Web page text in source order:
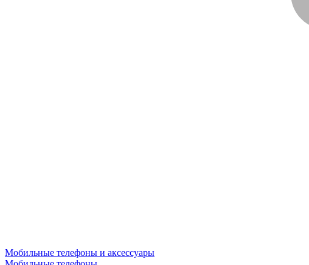
Мобильные телефоны и аксессуары